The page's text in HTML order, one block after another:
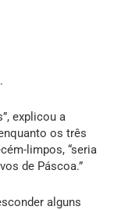
explicou a
os três
limpos, “seria
de Páscoa.”
alguns